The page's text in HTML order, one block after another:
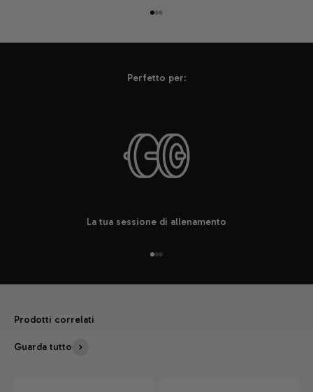
Perfetto per:
La tua sessione di allenamento
Prodotti correlati
Guarda tutto